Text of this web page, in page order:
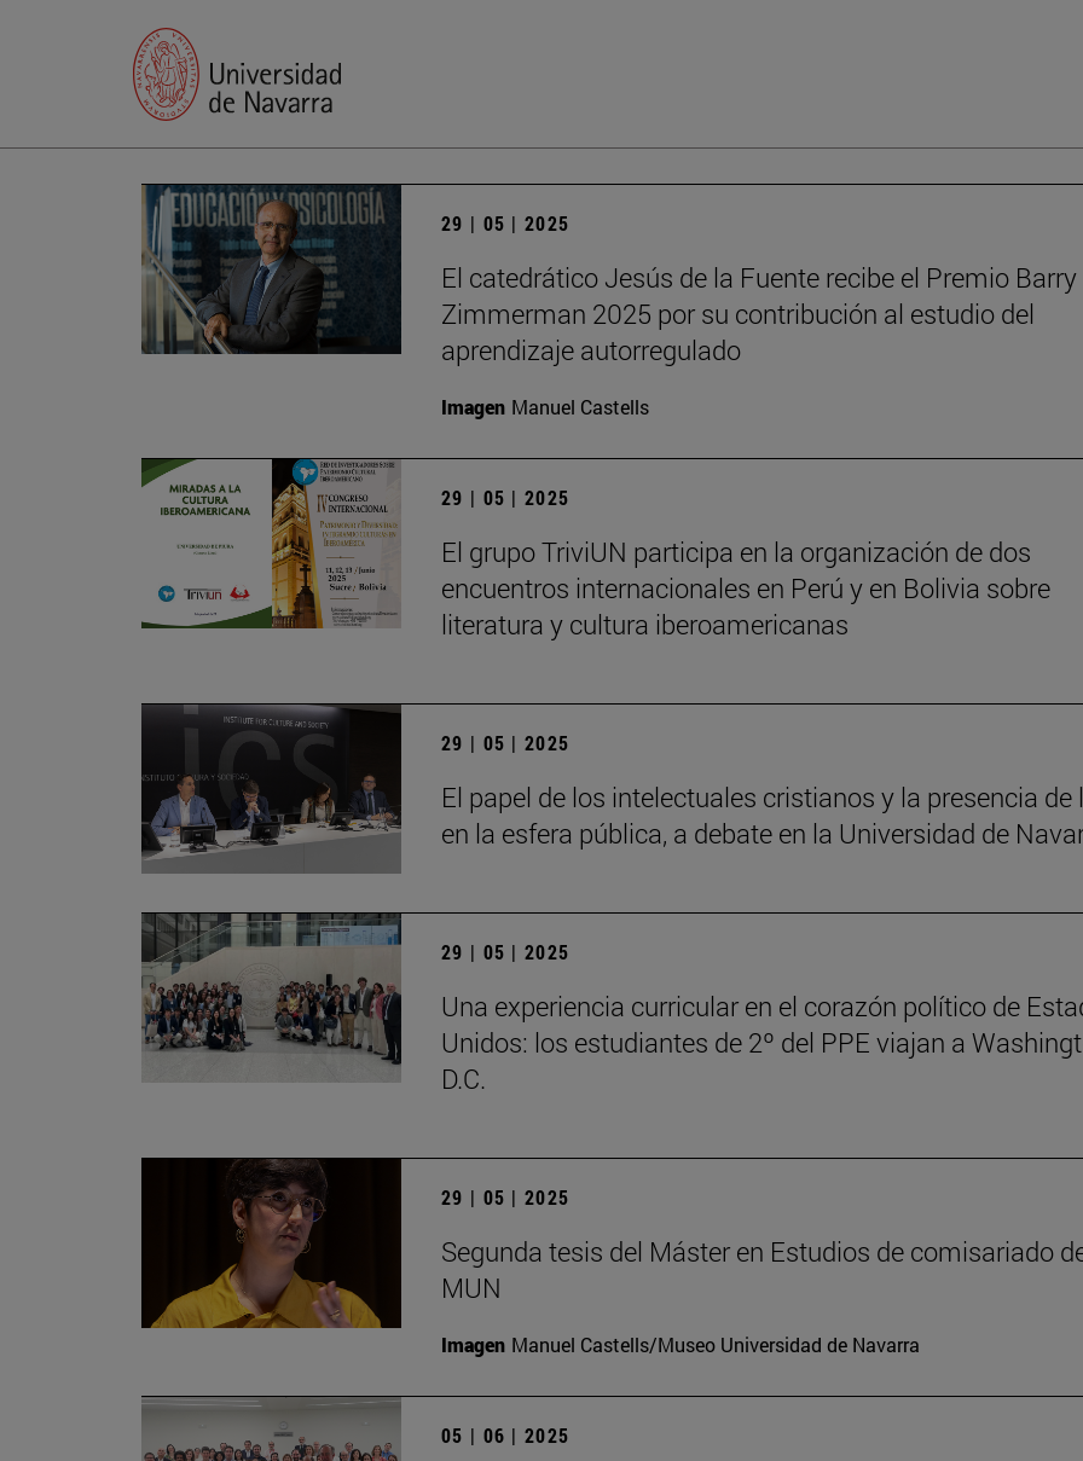
29 | 05 | 2025
El catedrático Jesús de la Fuente recibe el Premio
Zimmerman 2025 por su contribución al estudio del
aprendizaje autorregulado
Imagen Manuel Castells
29 | 05 | 2025
El grupo TriviUN participa en la organización de dos
encuentros internacionales en Perú y en Bolivia sobre
literatura y cultura iberoamericanas
29 | 05 | 2025
El papel de los intelectuales cristianos y la presencia de
en la esfera pública, a debate en la Universidad de
29 | 05 | 2025
Una experiencia curricular en el corazón político de
Unidos: los estudiantes de 2º del PPE viajan a
D.C.
29 | 05 | 2025
Segunda tesis del Máster en Estudios de comisariado
MUN
Imagen Manuel Castells/Museo Universidad de Navarra
05 | 06 | 2025